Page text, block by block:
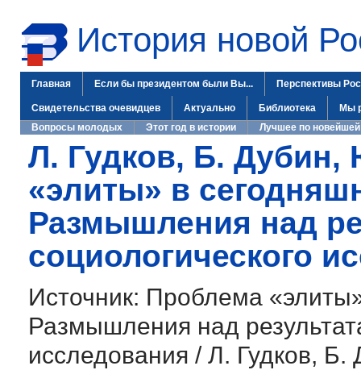
История новой
Главная Если бы президентом были Вы... Перспективы
Свидетельства очевидцев Актуально Библиотека
Мы
Вопросы молодых
Этот год в истории Лучшее по новейшей
Л. Гудков, Б.
«элиты» в
Размышления над
социологического
Источник: Проблема
Размышления над
исследования / Л. Гудков,